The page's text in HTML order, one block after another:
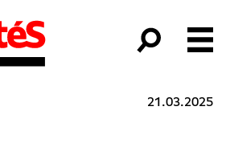
21.03.2025